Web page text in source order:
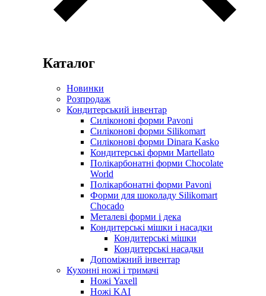
Каталог
Новинки
Розпродаж
Кондитерський інвентар
Силіконові форми Pavoni
Силіконові форми Silikomart
Силіконові форми Dinara Kasko
Кондитерські форми Martellato
Полікарбонатні форми Chocolate
World
Полікарбонатні форми Pavoni
Форми для шоколаду Silikomart
Chocado
Металеві форми і дека
Кондитерські мішки і насадки
Кондитерські мішки
Кондитерські насадки
Допоміжний інвентар
Кухонні ножі і тримачі
Ножі Yaxell
Ножі KAI